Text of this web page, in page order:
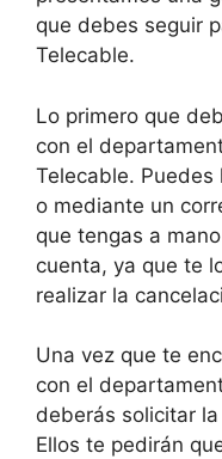
que debes seguir
Telecable.
Lo primero que
con el
Telecable.
o mediante un
que tengas a
cuenta, ya que te
realizar la
Una vez que te
con el
deberás solicitar
Ellos te pedirán